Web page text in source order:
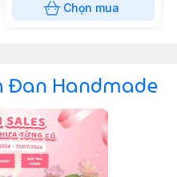
Chọn mua
Đan Handmade